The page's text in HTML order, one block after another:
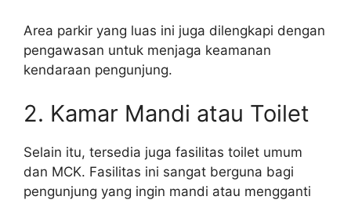
Area parkir yang luas ini juga dilengkapi dengan
pengawasan untuk menjaga keamanan
kendaraan pengunjung.
2. Kamar Mandi atau Toilet
Selain itu, tersedia juga fasilitas toilet umum
dan MCK. Fasilitas ini sangat berguna bagi
pengunjung yang ingin mandi atau mengganti